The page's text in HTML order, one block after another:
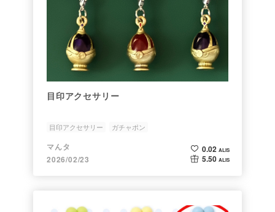
目印アクセサリー
目印アクセサリー ガチャポン
マんタ
2026/02/23
0.02 ALIS
5.50 ALIS